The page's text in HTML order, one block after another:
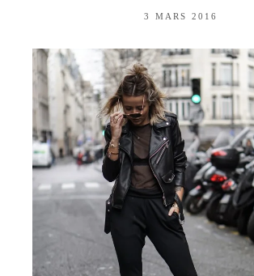
3 MARS 2016